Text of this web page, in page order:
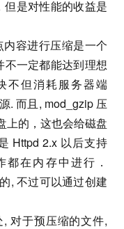
是对性能的收益是
容进行压缩是一个
不一定都能达到理想
不但消耗服务器端
. 而且, mod_gzip 压
上的，这也会给磁盘
Httpd 2.x 以后支持
都在内存中进行．
, 不过可以通过创建
对于预压缩的文件,